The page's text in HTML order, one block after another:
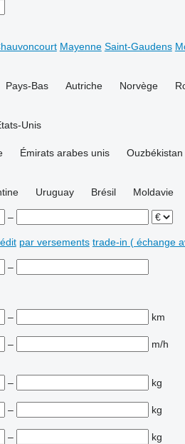
Mayenne Saint-Gaudens
Pays-Bas Autriche Norvège
Unis
Émirats arabes unis Ouzbékistan
Uruguay Brésil
Moldavie
–
par versements trade-in ( échange
–
–
km
–
m/h
–
kg
–
kg
–
kg